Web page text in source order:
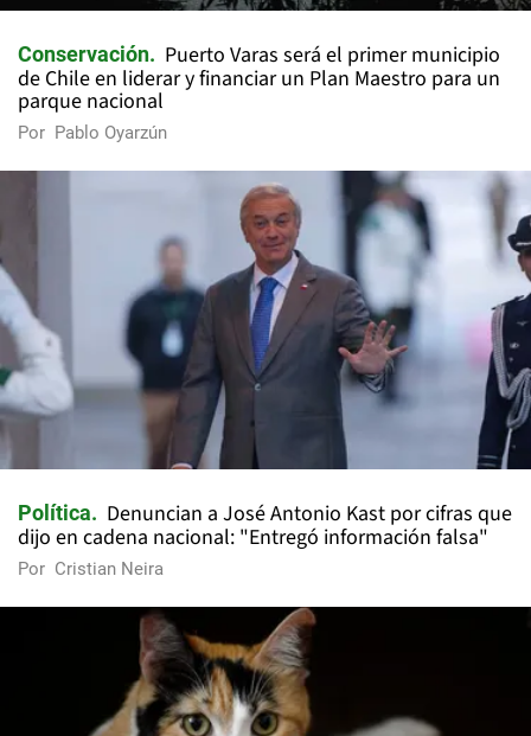
Conservación
Puerto Varas será el primer municipio
de Chile en liderar y financiar un Plan Maestro para un
parque nacional
Por Pablo Oyarzún
Política
Denuncian a José Antonio Kast por cifras que
dijo en cadena nacional: "Entregó información falsa"
Por Cristian Neira